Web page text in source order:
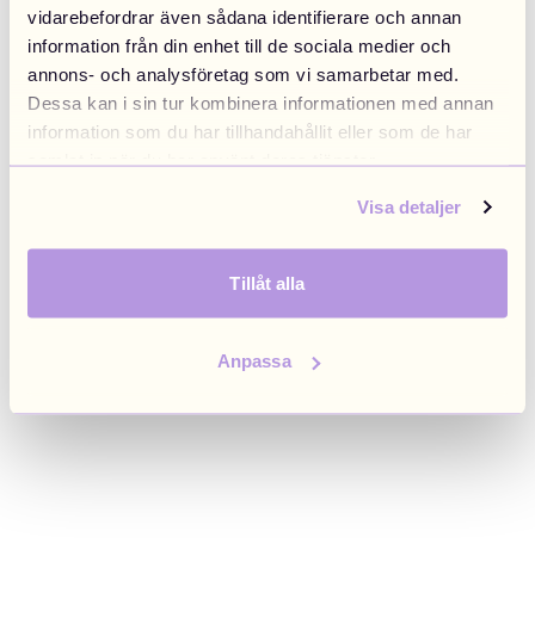
vidarebefordrar även sådana identifierare och annan
information från din enhet till de sociala medier och
annons- och analysföretag som vi samarbetar med.
Dessa kan i sin tur kombinera informationen med annan
information som du har tillhandahållit eller som de har
samlat in när du har använt deras tjänster.
Visa detaljer
Tillåt alla
Anpassa
Application error: a client-side exception has occurred (see the
browser console for more information).